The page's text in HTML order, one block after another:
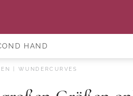
HAND
| WUNDERCURVES